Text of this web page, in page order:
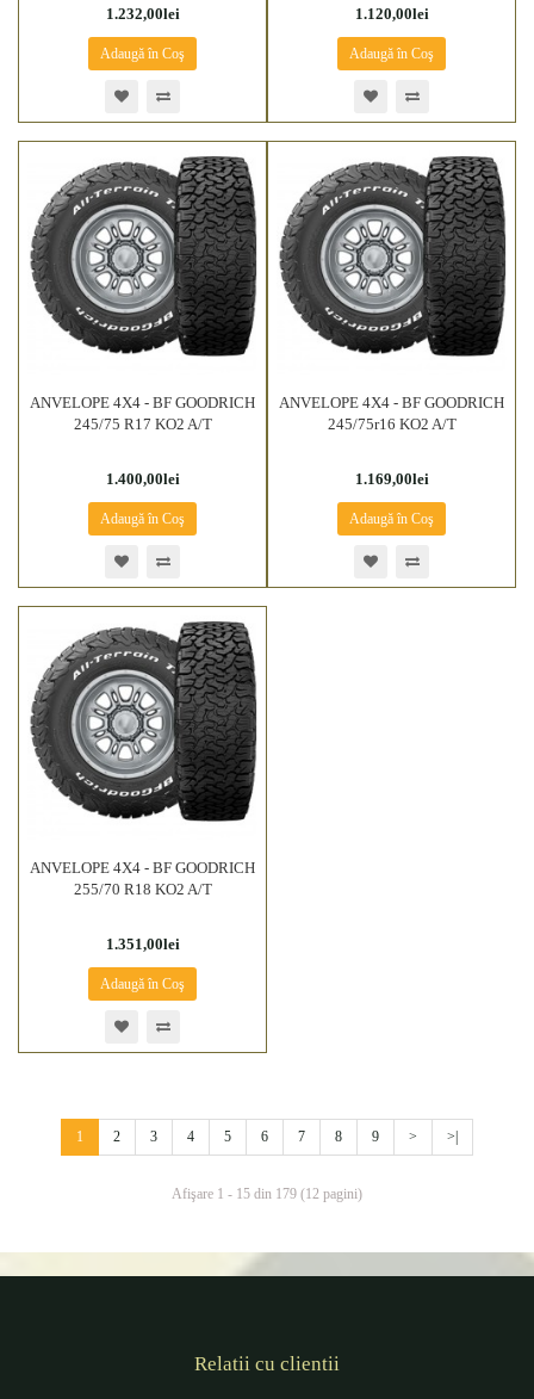
1.232,00lei
Adaugă în Coş
1.120,00lei
Adaugă în Coş
ANVELOPE 4X4 - BF GOODRICH
245/75 R17 KO2 A/T
1.400,00lei
Adaugă în Coş
ANVELOPE 4X4 - BF GOODRICH
245/75r16 KO2 A/T
1.169,00lei
Adaugă în Coş
ANVELOPE 4X4 - BF GOODRICH
255/70 R18 KO2 A/T
1.351,00lei
Adaugă în Coş
1 2 3 4 5 6 7 8 9 > >|
Afişare 1 - 15 din 179 (12 pagini)
Relatii cu clientii